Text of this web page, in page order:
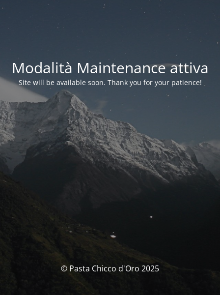
Modalità Maintenance attiva
Site will be available soon. Thank you for your patience!
© Pasta Chicco d'Oro 2025